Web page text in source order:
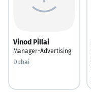
Vinod Pillai
Manager-Advertising
Dubai